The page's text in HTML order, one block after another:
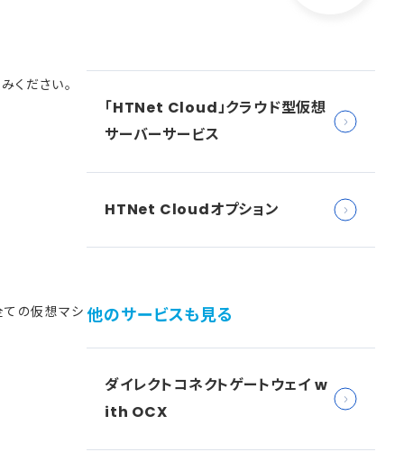
ください。
ての仮想マシ
「HTNet Cloud」クラウド型仮想
サーバーサービス
HTNet Cloudオプション
他のサービスも見る
ダイレクトコネクトゲートウェイ w
ith OCX